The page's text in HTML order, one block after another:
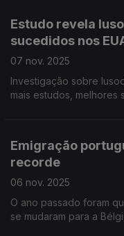
Estudo revela
sucedidos nos
07 nov. 2025
Investigação sobre
mais estudos, melhores
Emigração
recorde
06 nov. 2025
O ano passado foram
se mudaram para a